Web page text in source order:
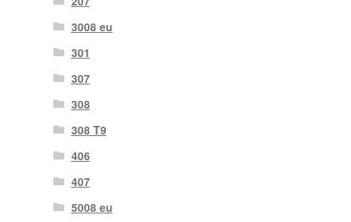
3008 eu
301
307
308
308 T9
406
407
5008 eu